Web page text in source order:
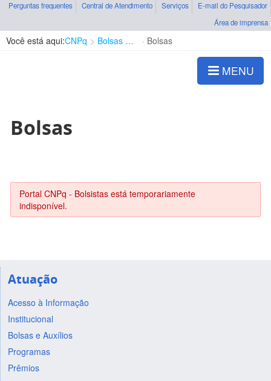
Perguntas frequentes Central de Atendimento Serviços
E-mail do Pesquisador
Área de imprensa
Você está aqui:CNPq Bolsas e Auxílios Vigentes Bolsas
MENU
Bolsas
Portal CNPq - Bolsistas está temporariamente
indisponível.
Atuação
Acesso à Informação
Institucional
Bolsas e Auxílios
Programas
Prêmios